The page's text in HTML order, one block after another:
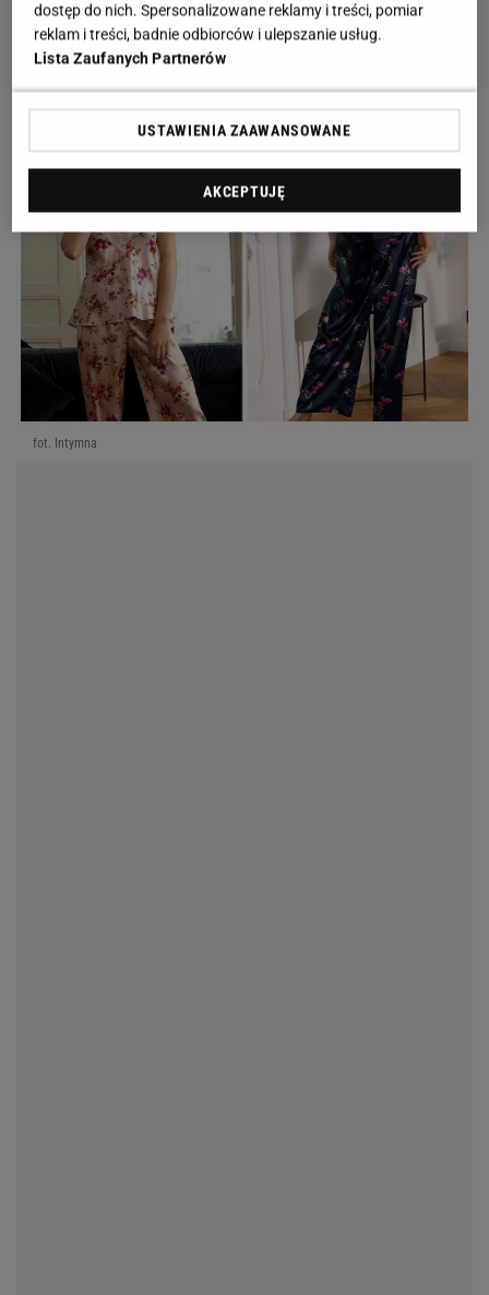
fot. Intymna
dostęp do nich. Spersonalizowane reklamy i treści, pomiar
reklam i treści, badnie odbiorców i ulepszanie usług.
Lista Zaufanych Partnerów
USTAWIENIA ZAAWANSOWANE
AKCEPTUJĘ